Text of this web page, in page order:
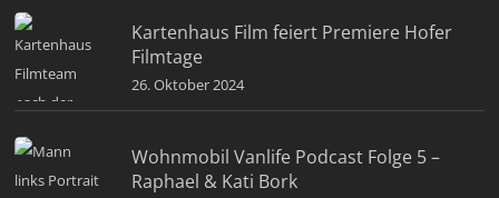
Kartenhaus Film feiert Premiere Hofer
Filmtage
26. Oktober 2024
Wohnmobil Vanlife Podcast Folge 5 –
Raphael & Kati Bork